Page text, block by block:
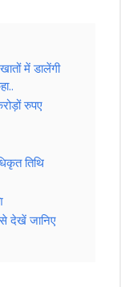
में डालेंगी
रुपए
तिथि
देखें जानिए